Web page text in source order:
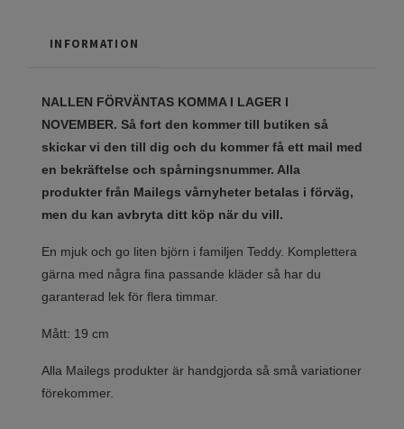
INFORMATION
NALLEN FÖRVÄNTAS KOMMA I LAGER I
NOVEMBER. Så fort den kommer till butiken så
skickar vi den till dig och du kommer få ett mail med
en bekräftelse och spårningsnummer. Alla
produkter från Mailegs vårnyheter betalas i förväg,
men du kan avbryta ditt köp när du vill.
En mjuk och go liten björn i familjen Teddy. Komplettera
gärna med några fina passande kläder så har du
garanterad lek för flera timmar.
Mått: 19 cm
Alla Mailegs produkter är handgjorda så små variationer
förekommer.